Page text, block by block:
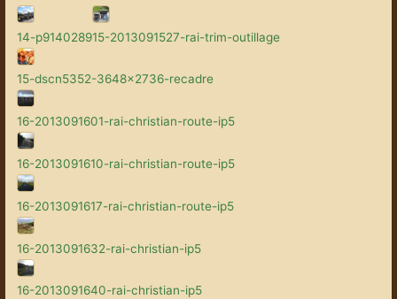
14-p914028915-2013091527-rai-trim-outillage
15-dscn5352-3648x2736-recadre
16-2013091601-rai-christian-route-ip5
16-2013091610-rai-christian-route-ip5
16-2013091617-rai-christian-route-ip5
16-2013091632-rai-christian-ip5
16-2013091640-rai-christian-ip5